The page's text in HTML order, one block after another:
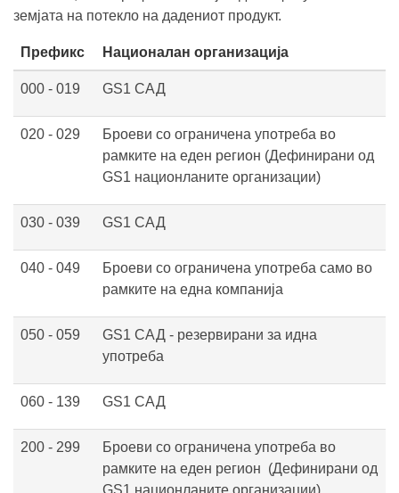
земјата на потекло на дадениот продукт.
Префикс Националан организација
000 - 019 GS1 САД
020 - 029
Броеви со ограничена употреба во
рамките на еден регион (Дефинирани од
GS1 национланите организации)
030 - 039 GS1 САД
040 - 049
Броеви со ограничена употреба само во
рамките на една компанија
050 - 059
GS1 САД - резервирани за идна
употреба
060 - 139 GS1 САД
200 - 299
Броеви со ограничена употреба во
рамките на еден регион (Дефинирани од
GS1 национланите организации)